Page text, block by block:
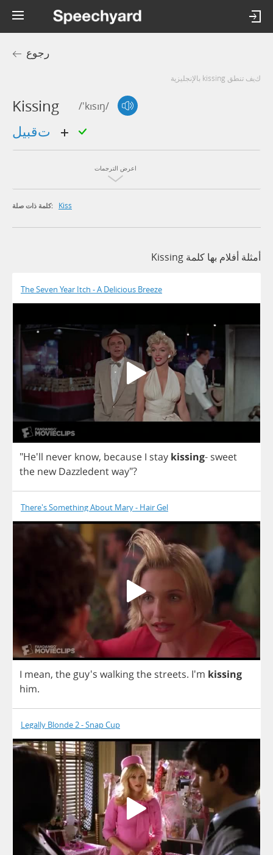
رجوع
كيف تنطق kissing بالإنجليزية
Kissing /'kɪsɪŋ/
اعرض الترجمات
كلمة ذات صلة: Kiss
أمثلة أفلام بها كلمة Kissing
The Seven Year Itch - A Delicious Breeze
"He'll never know, because I stay kissing- sweet
the new Dazzledentway"?
There's Something About Mary - Hair Gel
I mean, the guy's walkingthe streets. I'm kissing
him.
Legally Blonde 2 - Snap Cup